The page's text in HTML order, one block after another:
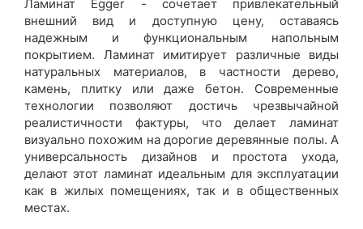
Ламинат Egger - сочетает привлекательный
внешний вид и доступную цену, оставаясь
надежным и функциональным напольным
покрытием. Ламинат имитирует различные виды
натуральных материалов, в частности дерево,
камень, плитку или даже бетон. Современные
технологии позволяют достичь чрезвычайной
реалистичности фактуры, что делает ламинат
визуально похожим на дорогие деревянные полы. А
универсальность дизайнов и простота ухода,
делают этот ламинат идеальным для эксплуатации
как в жилых помещениях, так и в общественных
местах.